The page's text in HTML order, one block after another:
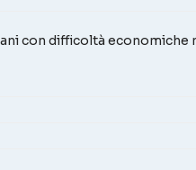
con difficoltà economiche